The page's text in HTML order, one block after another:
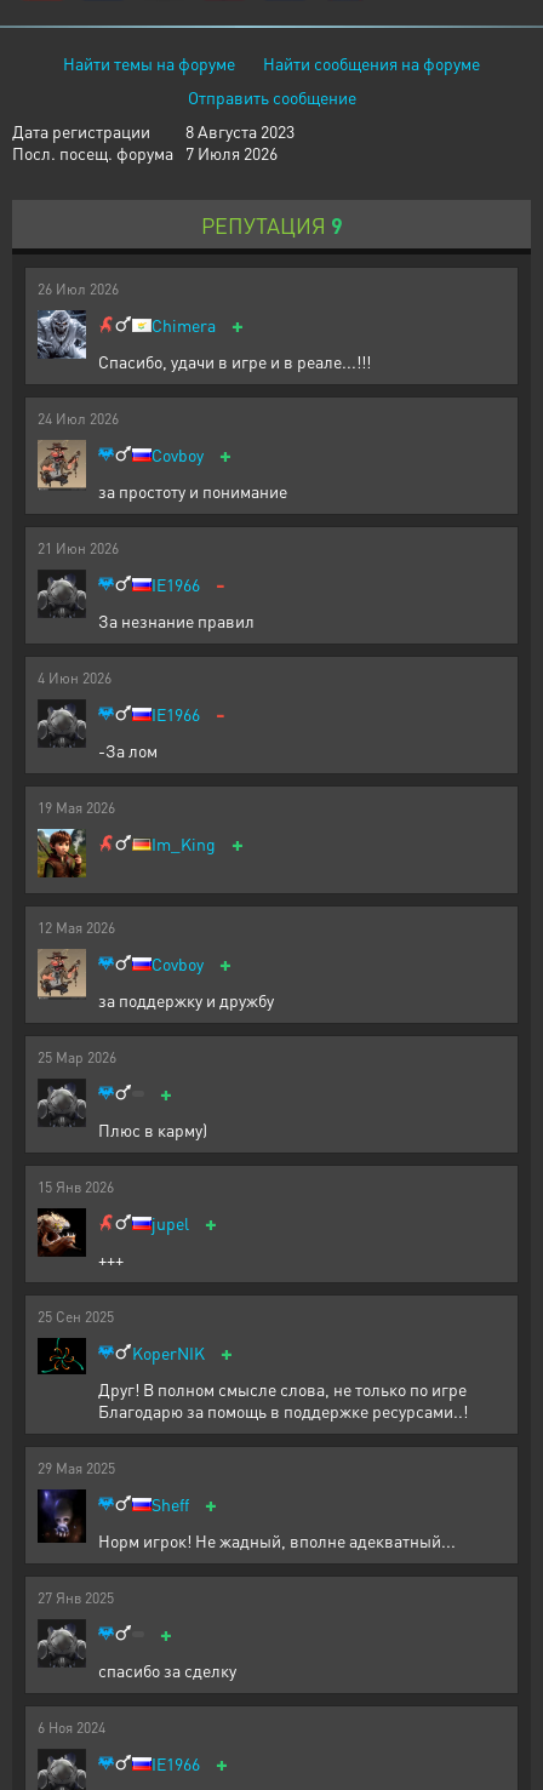
Найти темы на форуме
Найти сообщения на форуме
Отправить сообщение
Дата регистрации
8 Августа 2023
Посл. посещ. форума
7 Июля 2026
РЕПУТАЦИЯ 9
26 Июл 2026
Chimera +
Спасибо, удачи в игре и в реале...!!!
24 Июл 2026
Covboy +
за простоту и понимание
21 Июн 2026
IE1966 -
За незнание правил
4 Июн 2026
IE1966 -
-За лом
19 Мая 2026
Im_King +
12 Мая 2026
Covboy +
за поддержку и дружбу
25 Мар 2026
+
Плюс в карму)
15 Янв 2026
jupel +
+++
25 Сен 2025
KoperNIK +
Друг! В полном смысле слова, не только по игре
Благодарю за помощь в поддержке ресурсами..!
29 Мая 2025
Sheff +
Норм игрок! Не жадный, вполне адекватный...
27 Янв 2025
+
спасибо за сделку
6 Ноя 2024
IE1966 +